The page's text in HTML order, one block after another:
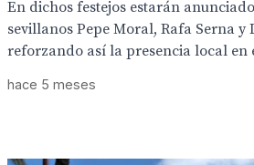
En dichos festejos estarán
sevillanos Pepe Moral, Rafa Serna y
reforzando así la presencia local en
hace 5 meses